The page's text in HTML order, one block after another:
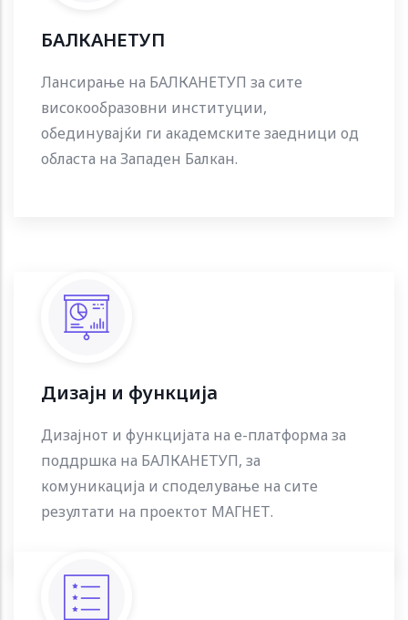
БАЛКАНЕТУП
Лансирање на БАЛКАНЕТУП за сите
високообразовни институции,
обединувајќи ги академските заедници од
областа на Западен Балкан.
Дизајн и функција
Дизајнот и функцијата на е-платформа за
поддршка на БАЛКАНЕТУП, за
комуникација и споделување на сите
резултати на проектот МАГНЕТ.